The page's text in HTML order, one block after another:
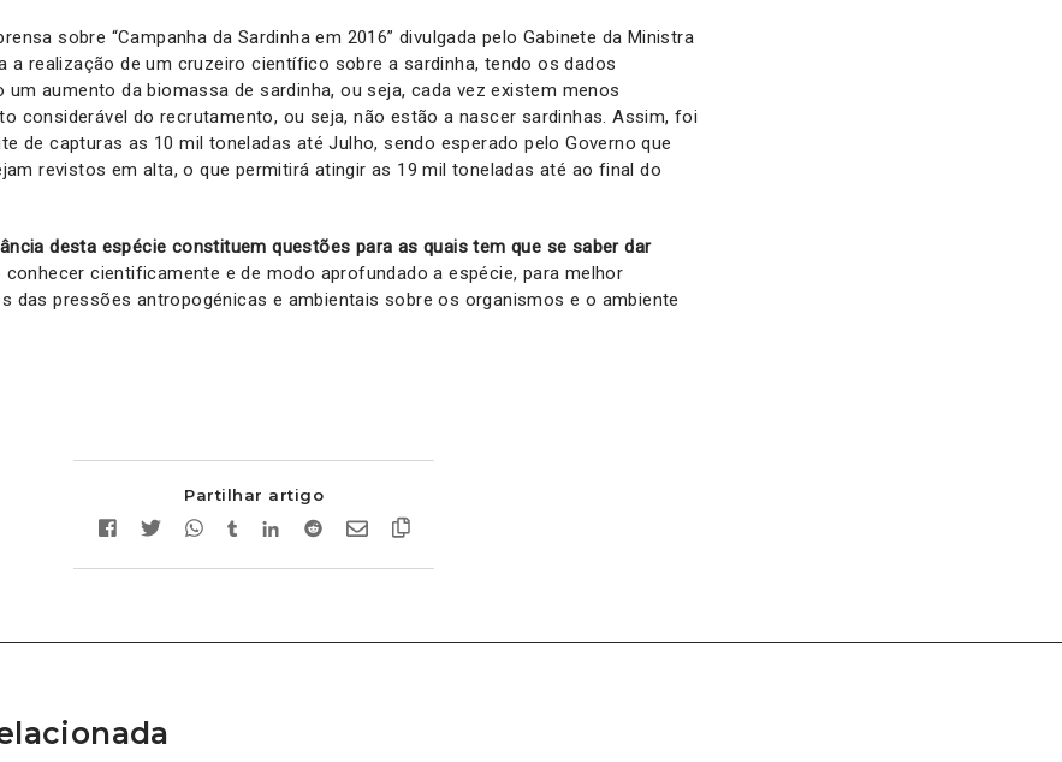
sobre “Campanha da Sardinha em 2016” divulgada pelo Gabinete da Ministra
a realização de um cruzeiro científico sobre a sardinha, tendo os dados
um aumento da biomassa de sardinha, ou seja, cada vez existem menos
considerável do recrutamento, ou seja, não estão a nascer sardinhas. Assim, foi
de capturas as 10 mil toneladas até Julho, sendo esperado pelo Governo que
revistos em alta, o que permitirá atingir as 19 mil toneladas até ao final do
desta espécie constituem questões para as quais tem que se saber dar
conhecer cientificamente e de modo aprofundado a espécie, para melhor
das pressões antropogénicas e ambientais sobre os organismos e o ambiente
Partilhar artigo